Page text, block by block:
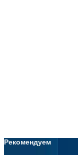
Рекомендуем